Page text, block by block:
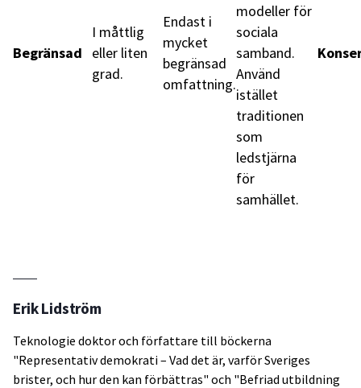
Begränsad
I måttlig
eller liten
grad.
Endast i
mycket
begränsad
omfattning.
modeller för
sociala
samband.
Använd
istället
traditionen
som
ledstjärna
för
samhället.
Erik Lidström
Teknologie doktor och författare till böckerna
"Representativ demokrati – Vad det är, varför Sveriges
brister, och hur den kan förbättras" och "Befriad utbildning